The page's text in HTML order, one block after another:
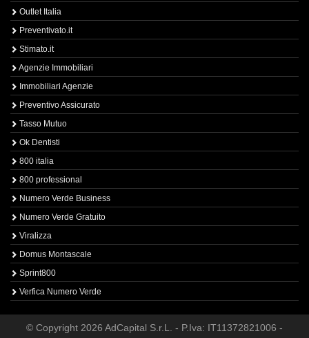
Outlet Italia
Preventivato.it
Stimato.it
Agenzie Immobiliari
Immobiliari Agenzie
Preventivo Assicurato
Tasso Mutuo
Ok Dentisti
800 italia
800 professional
Numero Verde Business
Numero Verde Gratuito
Viralizza
Domus Montascale
Sprint800
Verfica Numero Verde
© Copyright 2026 AdCapital S.r.L. - P.Iva: IT11372821006 -